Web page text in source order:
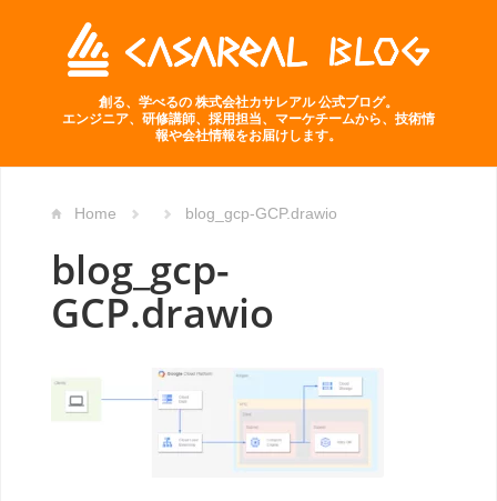
創る、学べるの 株式会社カサレアル 公式ブログ。
エンジニア、研修講師、採用担当、マーケチームから、技術情
報や会社情報をお届けします。
Home blog_gcp-GCP.drawio
blog_gcp-
GCP.drawio